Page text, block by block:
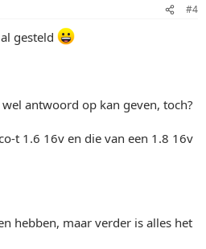
#4
gesteld
antwoord op kan geven, toch?
t 1.6 16v en die van een 1.8 16v
hebben, maar verder is alles het